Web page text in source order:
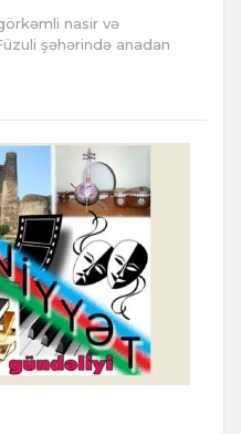
nasir və
şəhərində anadan